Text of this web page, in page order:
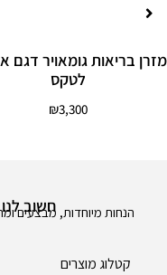
מזרן בריאות גומאויר דגם
לטקס
₪3,300
קטלוג מוצרים
חשוב
הנחות מיוחדות, מבצעים